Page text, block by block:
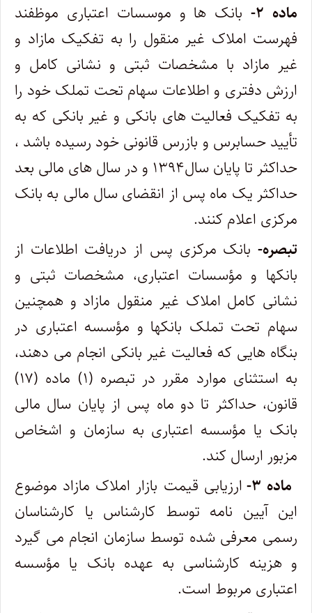
ماده ۲-
بانک ها و موسسات اعتباری موظفند
فهرست املاک غیر منقول را به تفکیک مازاد و
غیر مازاد با مشخصات ثبتی و نشانی کامل و
ارزش دفتری و اطلاعات سهام تحت تملک خود را
به تفکیک فعالیت های بانکی و غیر بانکی که به
تأیید حسابرس و بازرس قانونی خود رسیده باشد ،
حداکثر تا پایان سال۱۳۹۴ و در سال های مالی بعد
حداکثر یک ماه پس از انقضای سال مالی به بانک
مرکزی اعلام کنند.
تبصره- بانک مرکزی پس از دریافت اطلاعات از
بانکها و مؤسسات اعتباری، مشخصات ثبتی و
نشانی کامل املاک غیر منقول مازاد و همچنین
سهام تحت تملک بانکها و مؤسسه اعتباری در
بنگاه هایی که فعالیت غیر بانکی انجام می دهند،
به استثنای موارد مقرر در تبصره (۱) ماده (۱۷)
قانون، حداکثر تا دو ماه پس از پایان سال مالی
بانک یا مؤسسه اعتباری به سازمان و اشخاص
مزبور ارسال کند.
ماده ۳-
ارزیابی قیمت بازار املاک مازاد موضوع
این آیین نامه توسط کارشناس یا کارشناسان
رسمی معرفی شده توسط سازمان انجام می گیرد
و هزینه کارشناسی به عهده بانک یا مؤسسه
اعتباری مربوط است.